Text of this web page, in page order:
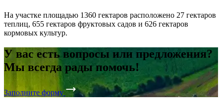
На участке площадью 1360 гектаров расположено 27 гектаров
теплиц, 655 гектаров фруктовых садов и 626 гектаров
кормовых культур.
У вас есть вопросы или предложения?
Мы всегда рады помочь!
Заполните форму